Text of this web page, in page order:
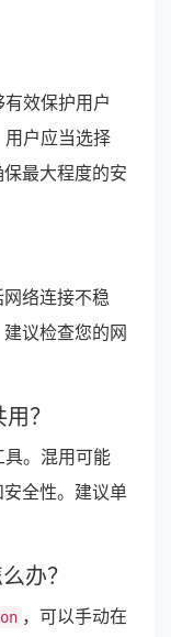
效保护用户
户应当选择
最大程度的安
络连接不稳
议检查您的网
？
。混用可能
全性。建议单
办？
，可以手动在